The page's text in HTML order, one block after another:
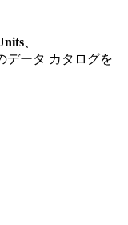
データ カタログを